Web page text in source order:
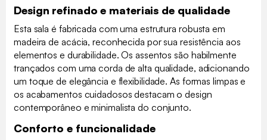
Design refinado e materiais de qualidade
Esta sala é fabricada com uma estrutura robusta em
madeira de acácia, reconhecida por sua resistência aos
elementos e durabilidade. Os assentos são habilmente
trançados com uma corda de alta qualidade, adicionando
um toque de elegância e flexibilidade. As formas limpas e
os acabamentos cuidadosos destacam o design
contemporâneo e minimalista do conjunto.
Conforto e funcionalidade